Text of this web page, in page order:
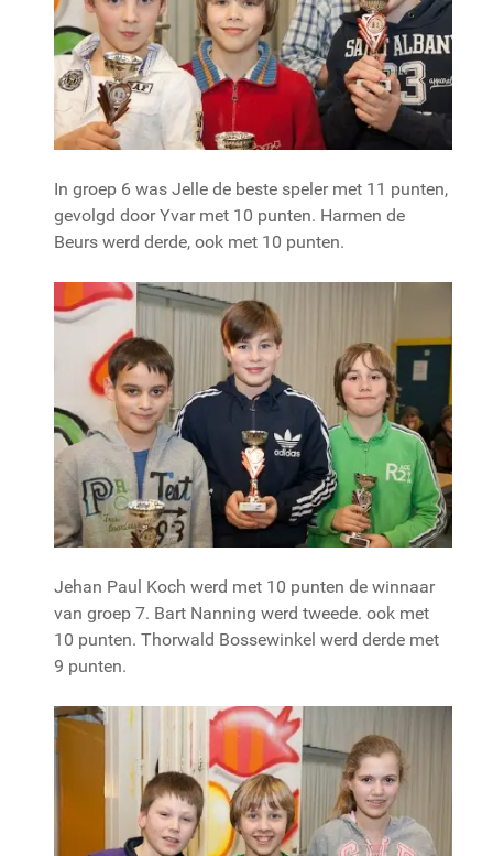
In groep 6 was Jelle de beste speler met 11 punten,
gevolgd door Yvar met 10 punten. Harmen de
Beurs werd derde, ook met 10 punten.
Jehan Paul Koch werd met 10 punten de winnaar
van groep 7. Bart Nanning werd tweede. ook met
10 punten. Thorwald Bossewinkel werd derde met
9 punten.